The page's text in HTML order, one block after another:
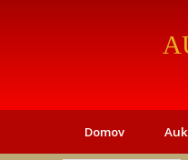
Domov